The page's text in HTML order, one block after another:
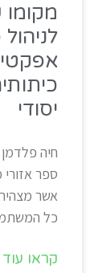
מקומו
לניהול
יסודי
חיה
ספר
אשר
כל
קראו